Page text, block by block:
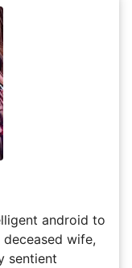
android to
wife,
sentient